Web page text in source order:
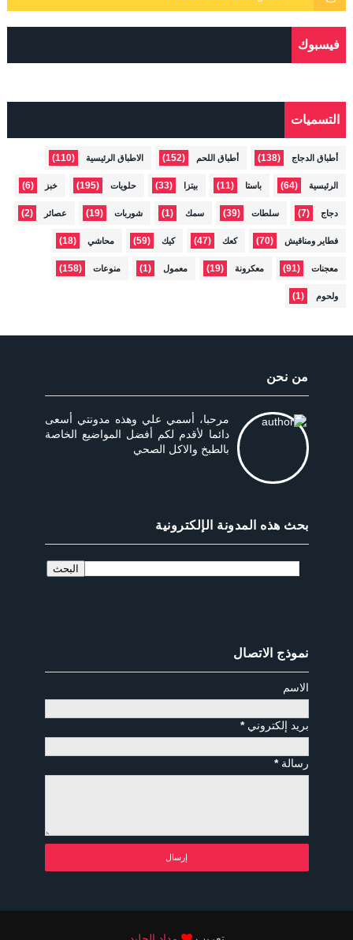
فيسبوك
التسميات
أطباق الدجاج (138) أطباق اللحم (152) الاطباق الرئيسية (110)
الرئيسية (64) باستا (11) بيتزا (33) حلويات (195) خبز (6)
دجاج (7) سلطات (39) سمك (1) شوربات (19) عصائر (2)
فطاير ومناقيش (70) كعك (47) كيك (59) محاشي (18)
معجنات (91) معكرونة (19) معمول (1) منوعات (158)
ولحوم (1)
من نحن
مرحبا، أسمي علي وهذه مدونتي أسعى
دائما لأقدم لكم أفضل المواضيع الخاصة
بالطبخ والاكل الصحي
بحث هذه المدونة الإلكترونية
نموذج الاتصال
الاسم
بريد إلكتروني*
رسالة*